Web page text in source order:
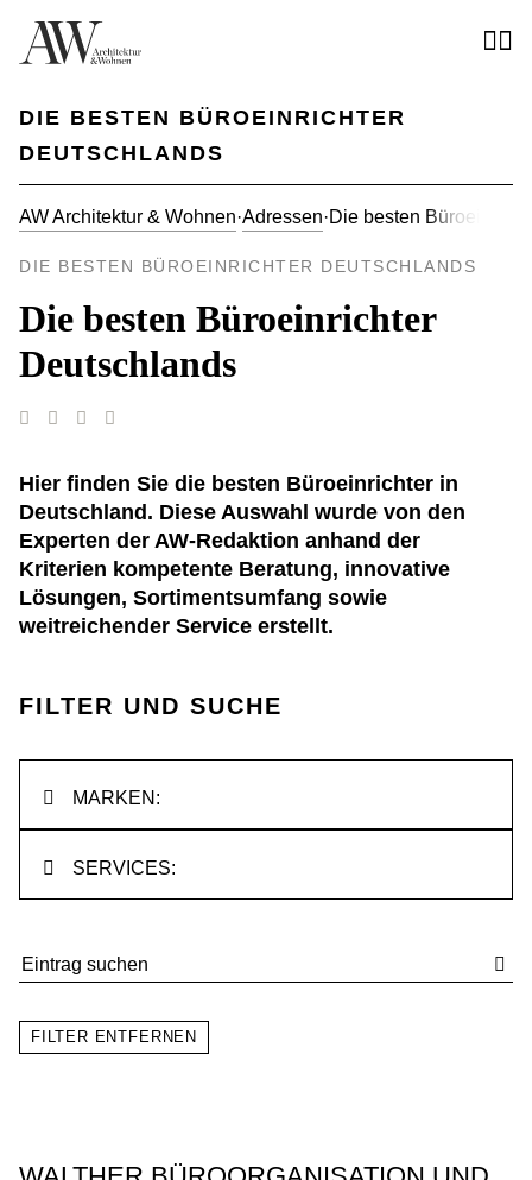
DIE BESTEN BÜROEINRICHTER
DEUTSCHLANDS
AW Architektur & Wohnen·Adressen·Die besten
DIE BESTEN BÜROEINRICHTER DEUTSCHLANDS
Die besten Büroeinrichter
Deutschlands
Hier finden Sie die besten Büroeinrichter in
Deutschland. Diese Auswahl wurde von den
Experten der AW-Redaktion anhand der
Kriterien kompetente Beratung, innovative
Lösungen, Sortimentsumfang sowie
weitreichender Service erstellt.
FILTER UND SUCHE
MARKEN:
SERVICES:
FILTER ENTFERNEN